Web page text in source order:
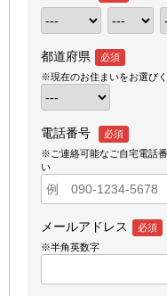
都道府県
必須
※現在のお住まいをお選びく
電話番号
必須
※ご連絡可能なご自宅電話
い
メールアドレス
必須
※半角英数字